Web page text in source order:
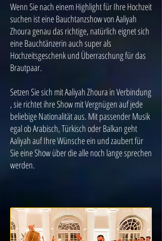
Wenn Sie nach einem Highlight für Ihre Hochzeit
suchen ist eine Bauchtanzshow von Aaliyah
Zhoura genau das richtige, natürlich eignet sich
eine Bauchtänzerin auch super als
Hochzeitsgeschenk und Überraschung für das
Brautpaar.
Setzen Sie sich mit Aaliyah Zhoura in Verbindung
, sie richtet ihre Show mit Vergnügen auf jede
beliebige Nationalität aus. Mit passender Musik
egal ob Arabisch, Türkisch oder Balkan geht
Aaliyah auf Ihre Wünsche ein und zaubert für
Sie eine Show über die alle noch lange sprechen
werden.